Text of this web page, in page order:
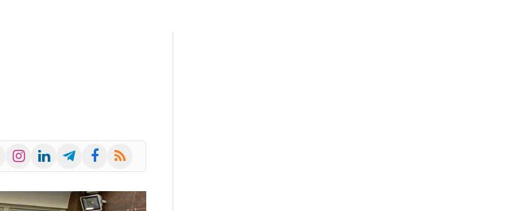
Instagram
LinkedInTelegramFacebook
RSS